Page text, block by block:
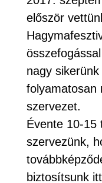
először
nagy
folyamatosan
szervezet.
Évente 10-15
szervezünk,
biztosítsunk